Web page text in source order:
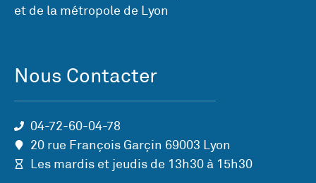
et de la métropole de Lyon
Nous Contacter
04-72-60-04-78
20 rue François Garçin 69003 Lyon
Les mardis et jeudis de 13h30 à 15h30